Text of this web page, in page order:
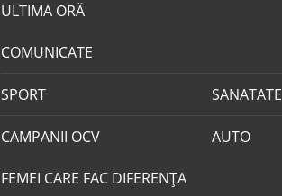
ULTIMA ORĂ
COMUNICATE
SPORT SANATATE
CAMPANII OCV
FEMEI CARE FAC DIFERENȚA
AUTO